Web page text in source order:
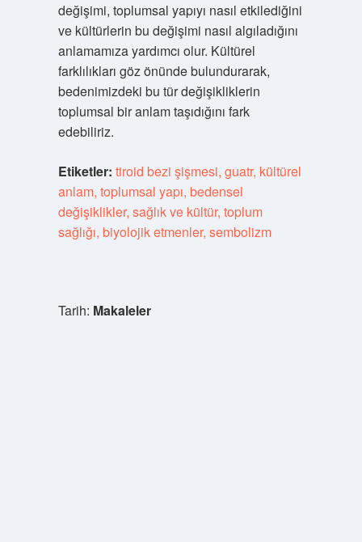
değişimi, toplumsal yapıyı nasıl etkilediğini
ve kültürlerin bu değişimi nasıl algıladığını
anlamamıza yardımcı olur. Kültürel
farklılıkları göz önünde bulundurarak,
bedenimizdeki bu tür değişikliklerin
toplumsal bir anlam taşıdığını fark
edebiliriz.
Etiketler: tiroid bezi şişmesi, guatr, kültürel
anlam, toplumsal yapı, bedensel
değişiklikler, sağlık ve kültür, toplum
sağlığı, biyolojik etmenler, sembolizm
Tarih: Makaleler